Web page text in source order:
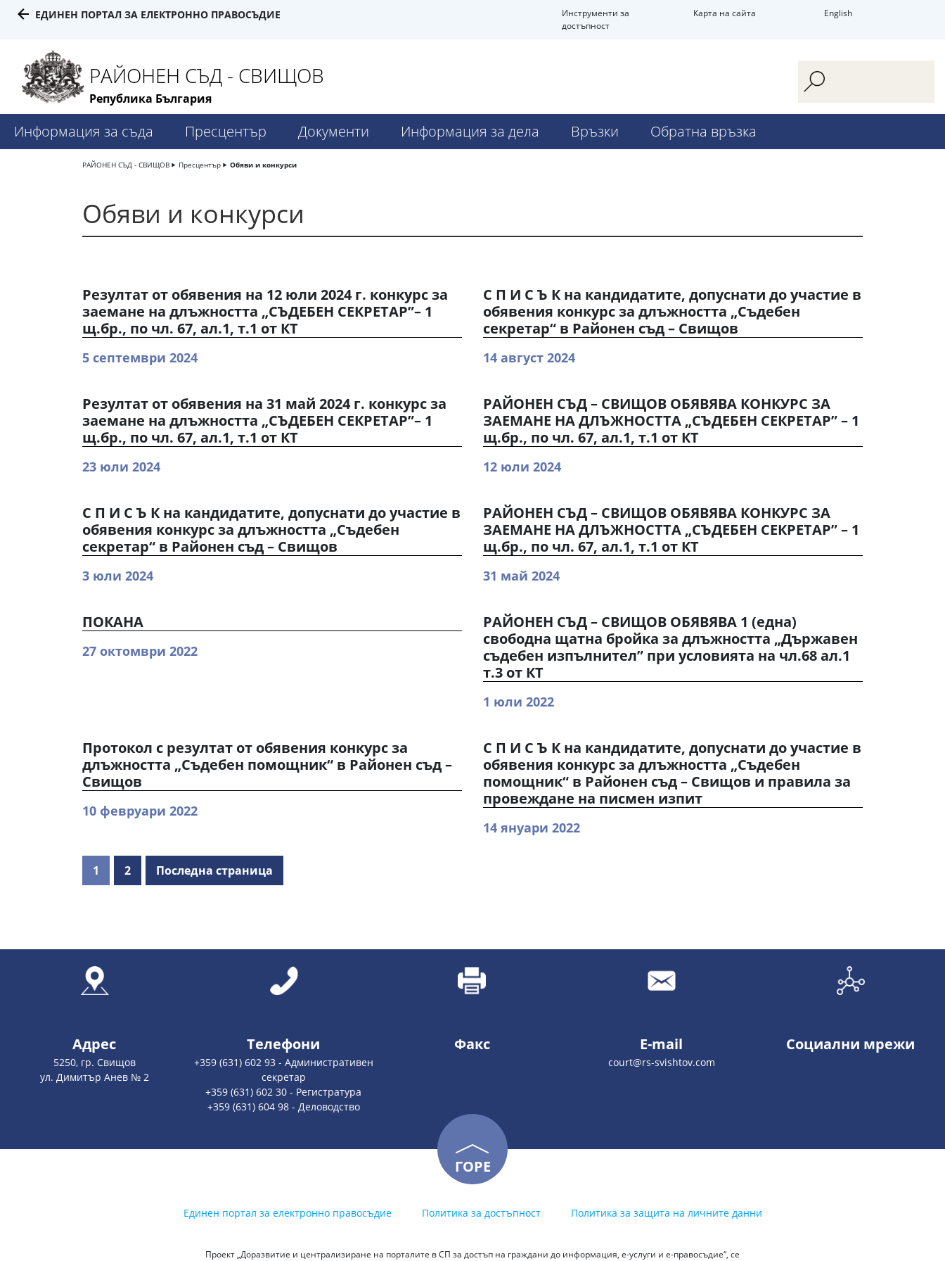
ЕДИНЕН ПОРТАЛ ЗА ЕЛЕКТРОННО ПРАВОСЪДИЕ
Инструменти за
достъпност
Карта на сайта English
РАЙОНЕН СЪД - СВИЩОВ
Република България
Информация за съда Пресцентър Документи Информация за дела Връзки Обратна връзка
РАЙОНЕН СЪД - СВИЩОВ Пресцентър Обяви и конкурси
Обяви и конкурси
Резултат от обявения на 12 юли 2024 г. конкурс за
заемане на длъжността „СЪДЕБЕН СЕКРЕТАР”– 1
щ.бр., по чл. 67, ал.1, т.1 от КТ
5 септември 2024
С П И С Ъ К на кандидатите, допуснати до участие в
обявения конкурс за длъжността „Съдебен
секретар“ в Районен съд – Свищов
14 август 2024
Резултат от обявения на 31 май 2024 г. конкурс за
заемане на длъжността „СЪДЕБЕН СЕКРЕТАР”– 1
щ.бр., по чл. 67, ал.1, т.1 от КТ
23 юли 2024
РАЙОНЕН СЪД – СВИЩОВ ОБЯВЯВА КОНКУРС ЗА
ЗАЕМАНЕ НА ДЛЪЖНОСТТА „СЪДЕБЕН СЕКРЕТАР” – 1
щ.бр., по чл. 67, ал.1, т.1 от КТ
12 юли 2024
С П И С Ъ К на кандидатите, допуснати до участие в
обявения конкурс за длъжността „Съдебен
секретар“ в Районен съд – Свищов
3 юли 2024
РАЙОНЕН СЪД – СВИЩОВ ОБЯВЯВА КОНКУРС ЗА
ЗАЕМАНЕ НА ДЛЪЖНОСТТА „СЪДЕБЕН СЕКРЕТАР” – 1
щ.бр., по чл. 67, ал.1, т.1 от КТ
31 май 2024
ПОКАНА
27 октомври 2022
РАЙОНЕН СЪД – СВИЩОВ ОБЯВЯВА 1 (една)
свободна щатна бройка за длъжността „Държавен
съдебен изпълнител” при условията на чл.68 ал.1
т.3 от КТ
1 юли 2022
Протокол с резултат от обявения конкурс за
длъжността „Съдебен помощник“ в Районен съд –
Свищов
10 февруари 2022
С П И С Ъ К на кандидатите, допуснати до участие в
обявения конкурс за длъжността „Съдебен
помощник“ в Районен съд – Свищов и правила за
провеждане на писмен изпит
14 януари 2022
1 2 Последна страница
Адрес
5250, гр. Свищов
ул. Димитър Анев № 2
Телефони
+359 (631) 602 93 - Административен
секретар
+359 (631) 602 30 - Регистратура
+359 (631) 604 98 - Деловодство
Факс E-mail
court@rs-svishtov.com
Социални мрежи
ГОРЕ
Единен портал за електронно правосъдие Политика за достъпност Политика за защита на личните данни
Проект „Доразвитие и централизиране на порталите в СП за достъп на граждани до информация, е-услуги и е-правосъдие“, се